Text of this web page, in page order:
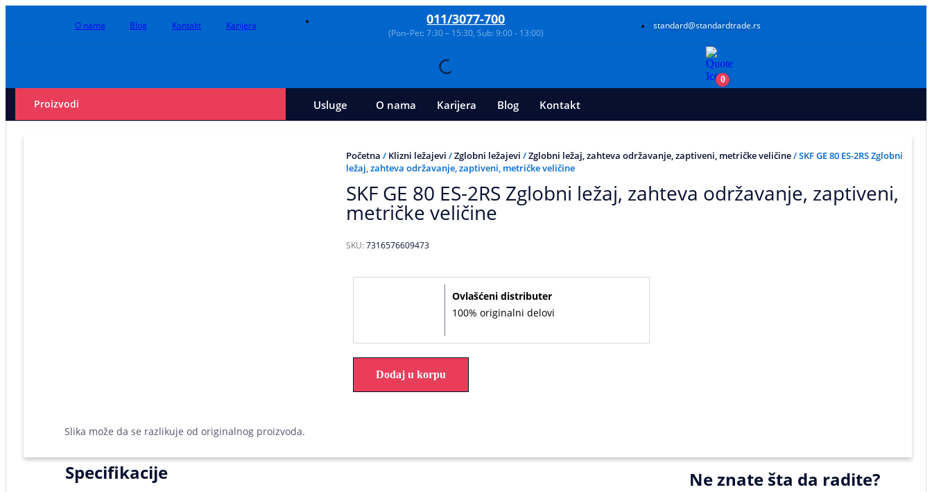
O nama Blog Kontakt Karijera 011/3077-700
(Pon–Pet: 7:30 – 15:30, Sub: 9:00 - 13:00)
standard@standardtrade.rs
0
Proizvodi Usluge O nama Karijera Blog Kontakt
Slika može da se razlikuje od originalnog proizvoda.
Početna / Klizni ležajevi /Zglobni ležajevi /Zglobni ležaj, zahteva održavanje, zaptiveni, metričke veličine/ SKF GE 80 ES-2RS Zglobni
ležaj, zahteva održavanje, zaptiveni, metričke veličine
SKF GE 80 ES-2RS Zglobni ležaj, zahteva održavanje, zaptiveni,
metričke veličine
SKU:7316576609473
Ovlašćeni distributer
100% originalni delovi
Dodaj u korpu
Specifikacije Ne znate šta da radite?